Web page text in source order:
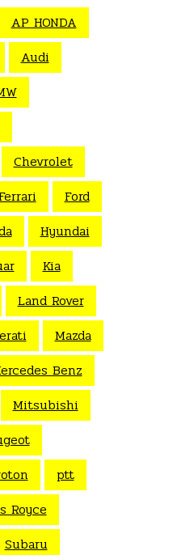
AP HONDA
Audi
Chevrolet
Ford
Hyundai
Kia
Land Rover
Mazda
Benz
Mitsubishi
ptt
Royce
Subaru